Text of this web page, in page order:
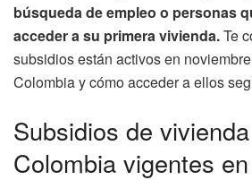
búsqueda de empleo o personas
acceder a su primera vivienda.Te
subsidios están activos en
Colombia y cómo acceder a ellos
Subsidios de
Colombia vigentes